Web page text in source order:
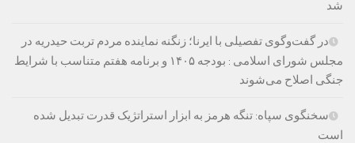
شد
در گفت‌وگوی تفصیلی با ایرنا؛ زنگنه نماینده مردم تربت حیدریه در
مجلس شورای اسلامی : بودجه ۱۴۰۵ و برنامه هفتم متناسب با شرایط
جنگی اصلاح می‌شوند
سخنگوی سپاه: تنگه هرمز به ابزار استراتژیک قدرت تبدیل شده
است